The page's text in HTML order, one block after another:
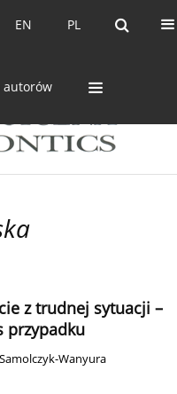
PL
EN PL
EN
autorów
z trudnej sytuacji –
przypadku
Wanyura